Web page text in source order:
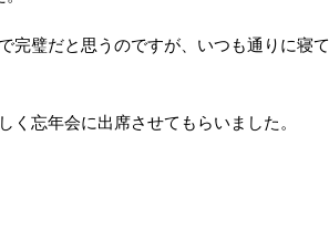
璧だと思うのですが、いつも通りに寝て
忘年会に出席させてもらいました。